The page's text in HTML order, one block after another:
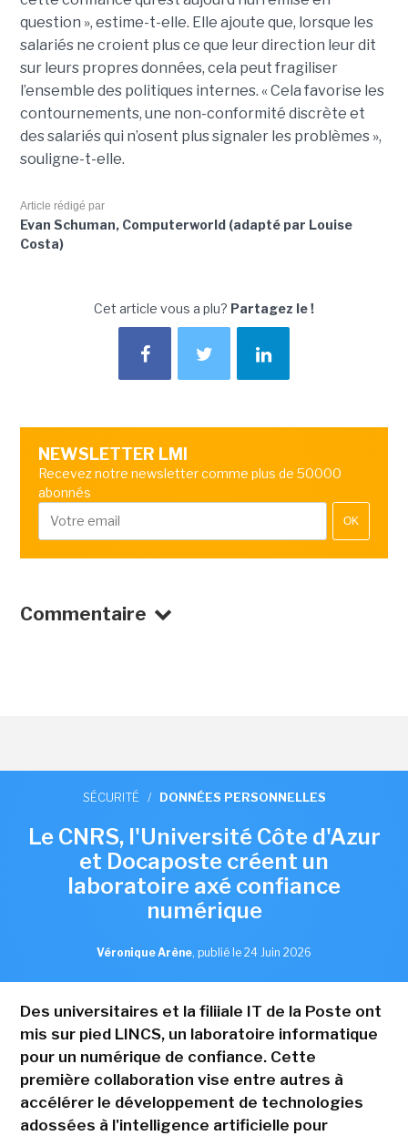
question », estime-t-elle. Elle ajoute que, lorsque les
salariés ne croient plus ce que leur direction leur dit
sur leurs propres données, cela peut fragiliser
l’ensemble des politiques internes. « Cela favorise les
contournements, une non-conformité discrète et
des salariés qui n’osent plus signaler les problèmes »,
souligne-t-elle.
Article rédigé par
Evan Schuman, Computerworld (adapté par Louise
Costa)
Cet article vous a plu? Partagez le !
NEWSLETTER LMI
Recevez notre newsletter comme plus de 50000
abonnés
OK
Commentaire
SÉCURITÉ / DONNÉES PERSONNELLES
Le CNRS, l'Université Côte d'Azur
et Docaposte créent un
laboratoire axé confiance
numérique
Véronique Arène, publié le 24 Juin 2026
Des universitaires et la filiiale IT de la Poste ont
mis sur pied LINCS, un laboratoire informatique
pour un numérique de confiance. Cette
première collaboration vise entre autres à
accélérer le développement de technologies
adossées à l'intelligence artificielle pour